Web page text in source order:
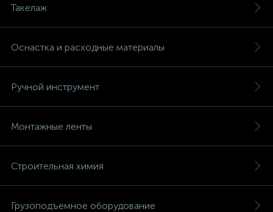
Такелаж
Оснастка и расходные материалы
Ручной инструмент
Монтажные ленты
Строительная химия
Грузоподъемное оборудование